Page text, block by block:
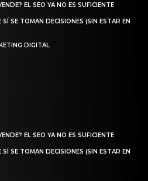
EL SEO YA NO ES SUFICIENTE
SE TOMAN DECISIONES (SIN ESTAR EN
DIGITAL
EL SEO YA NO ES SUFICIENTE
SE TOMAN DECISIONES (SIN ESTAR EN